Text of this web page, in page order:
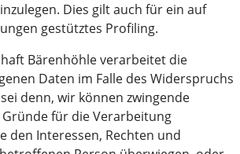
Dies gilt auch für ein auf
gestütztes Profiling.
Bärenhöhle verarbeitet die
Daten im Falle des Widerspruchs
denn, wir können zwingende
für die Verarbeitung
den Interessen, Rechten und